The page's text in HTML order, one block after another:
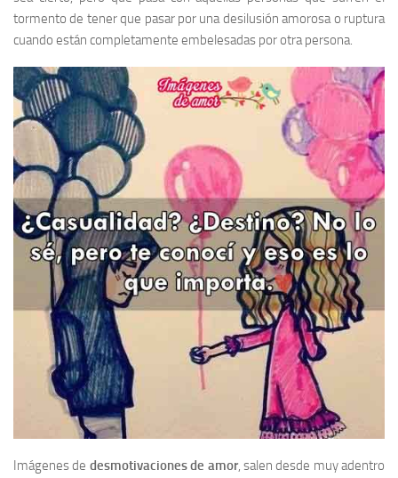
tormento de tener que pasar por una desilusión amorosa o ruptura
cuando están completamente embelesadas por otra persona.
Imágenes de desmotivaciones de amor, salen desde muy adentro